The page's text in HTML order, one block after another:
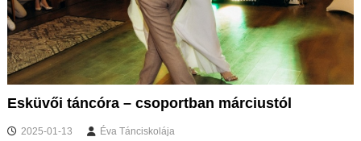
Esküvői táncóra – csoportban márciustól
2025-01-13 Éva Tánciskolája